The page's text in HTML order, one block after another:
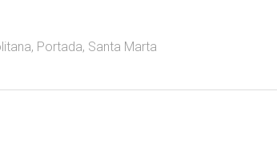
, Portada, Santa Marta